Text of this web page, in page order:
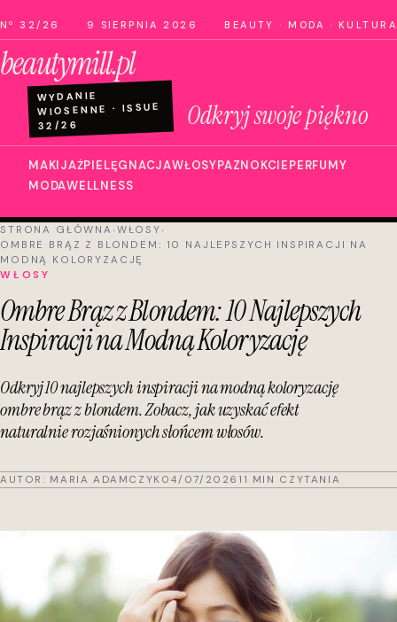
Nº 32/26 9 SIERPNIA 2026 BEAUTY · MODA · KULTURA
beautymill.pl
WYDANIE
WIOSENNE · ISSUE
32/26 Odkryj swoje piękno
MAKIJAŻPIELĘGNACJAWŁOSYPAZNOKCIEPERFUMY
MODAWELLNESS
STRONA GŁÓWNA › WŁOSY ›
OMBRE BRĄZ Z BLONDEM: 10 NAJLEPSZYCH INSPIRACJI NA
MODNĄ KOLORYZACJĘ
WŁOSY
Ombre Brąz z Blondem: 10 Najlepszych
Inspiracji na Modną Koloryzację
Odkryj 10 najlepszych inspiracji na modną koloryzację
ombre brąz z blondem. Zobacz, jak uzyskać efekt
naturalnie rozjaśnionych słońcem włosów.
AUTOR: MARIA ADAMCZYK 04/07/2026 11 MIN CZYTANIA